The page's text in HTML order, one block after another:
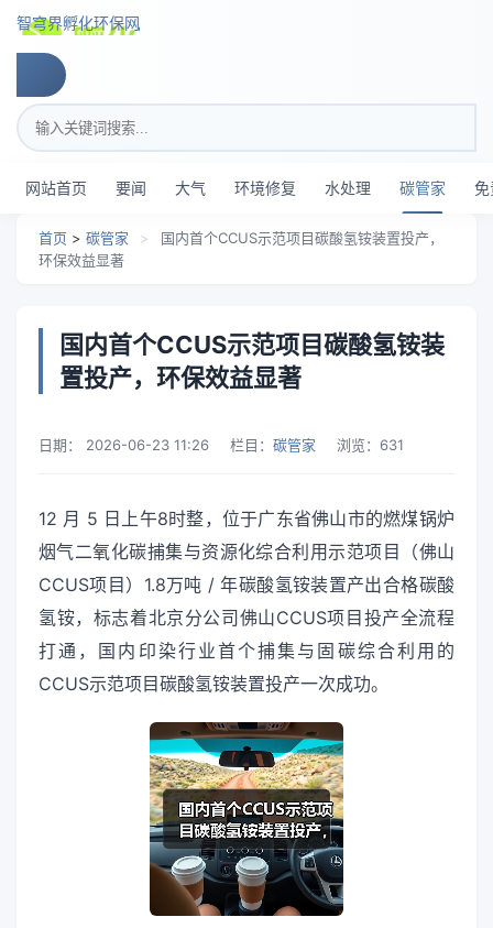
智穹界孵化环保网
搜索关键词
网站首页 要闻 大气 环境修复 水处理 碳管家 免
首页 > 碳管家 >
国内首个CCUS示范项目碳酸氢铵装置投产，
环保效益显著
国内首个CCUS示范项目碳酸氢铵装
置投产，环保效益显著
日期： 2026-06-23 11:26 栏目： 碳管家 浏览： 631
12 月 5 日上午8时整，位于广东省佛山市的燃煤锅炉
烟气二氧化碳捕集与资源化综合利用示范项目（佛山
CCUS项目）1.8万吨 / 年碳酸氢铵装置产出合格碳酸
氢铵，标志着北京分公司佛山CCUS项目投产全流程
打通，国内印染行业首个捕集与固碳综合利用的
CCUS示范项目碳酸氢铵装置投产一次成功。